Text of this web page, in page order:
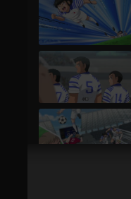
為您推薦